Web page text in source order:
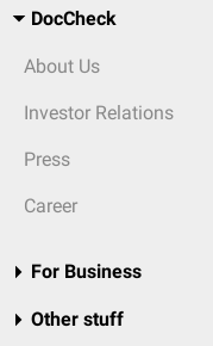
DocCheck
About Us
Investor Relations
Press
Career
For Business
Other stuff